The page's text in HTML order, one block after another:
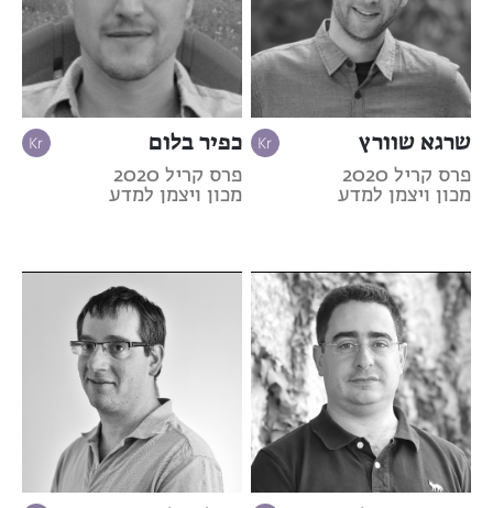
שרגא שוורץ
פרס קריל 2020
מכון ויצמן למדע
כפיר בלום
פרס קריל 2020
מכון ויצמן למדע